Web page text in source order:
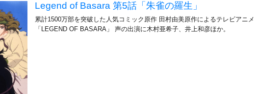
Legend of Basara 第5話「朱雀の羅生」
累計1500万部を突破した人気コミック原作 田村由美原作によるテレビアニメ
「LEGEND OF BASARA」 声の出演に木村亜希子、井上和彦ほか。